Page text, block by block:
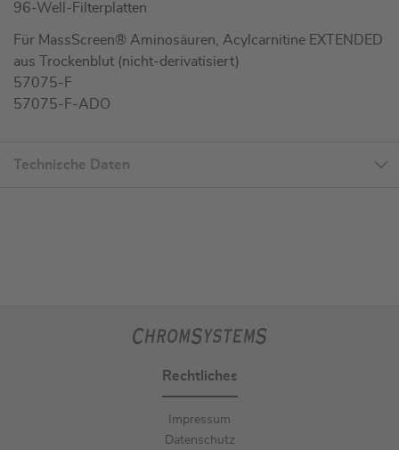
96-Well-Filterplatten
Für MassScreen® Aminosäuren, Acylcarnitine EXTENDED
aus Trockenblut (nicht-derivatisiert)
57075-F
57075-F-ADO
Technische Daten
Rechtliches
Impressum
Datenschutz